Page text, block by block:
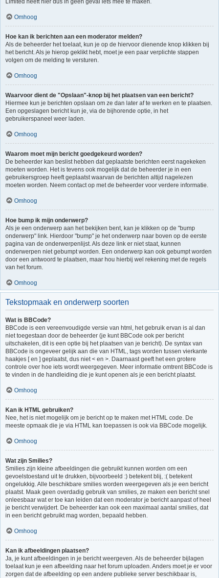
Limited heeft hier dus in geen geval iets mee te maken.
Omhoog
Hoe kan ik berichten aan een moderator melden?
Als de beheerder het toelaat, kun je op de hiervoor dienende knop klikken bij
het bericht. Als je hierop geklikt hebt, moet je een paar verplichte stappen
volgen om de melding te versturen.
Omhoog
Waarvoor dient de "Opslaan"-knop bij het plaatsen van een bericht?
Hiermee kun je berichten opslaan om ze dan later af te werken en te plaatsen.
Een opgeslagen bericht kun je, via de bijhorende optie, in het
gebruikerspaneel weer laden.
Omhoog
Waarom moet mijn bericht goedgekeurd worden?
De beheerder kan beslist hebben dat geplaatste berichten eerst nagekeken
moeten worden. Het is tevens ook mogelijk dat de beheerder je in een
gebruikersgroep heeft geplaatst waarvan de berichten altijd nagelezen
moeten worden. Neem contact op met de beheerder voor verdere informatie.
Omhoog
Hoe bump ik mijn onderwerp?
Als je een onderwerp aan het bekijken bent, kan je klikken op de "bump
onderwerp" link. Hierdoor "bump" je het onderwerp naar boven op de eerste
pagina van de onderwerpenlijst. Als deze link er niet staat, kunnen
onderwerpen niet gebumpt worden. Een onderwerp kan ook gebumpt worden
door een antwoord te plaatsen, maar hou hierbij wel rekening met de regels
van het forum.
Omhoog
Tekstopmaak en onderwerp soorten
Wat is BBCode?
BBCode is een vereenvoudigde versie van html, het gebruik ervan is al dan
niet toegestaan door de beheerder (je kunt BBCode ook per bericht
uitschakelen, dit is een optie bij het plaatsen van je bericht). De syntax van
BBCode is ongeveer gelijk aan die van HTML, tags worden tussen vierkante
haakjes [ en ] geplaatst, dus niet < en >. Daarnaast geeft het een grotere
controle over hoe iets wordt weergegeven. Meer informatie omtrent BBCode is
te vinden in de handleiding die je kunt openen als je een bericht plaatst.
Omhoog
Kan ik HTML gebruiken?
Nee, het is niet mogelijk om je bericht op te maken met HTML code. De
meeste opmaak die je via HTML kan toepassen is ook via BBCode mogelijk.
Omhoog
Wat zijn Smilies?
Smilies zijn kleine afbeeldingen die gebruikt kunnen worden om een
gevoelstoestand uit te drukken, bijvoorbeeld :) betekent blij, :( betekent
ongelukkig. Alle beschikbare smilies worden weergegeven als je een bericht
plaatst. Maak geen overdadig gebruik van smilies, ze maken een bericht snel
onleesbaar wat er toe kan leiden dat een moderator je bericht aanpast of heel
je bericht verwijdert. De beheerder kan ook een maximaal aantal smilies, dat
in een bericht gebruikt mag worden, bepaald hebben.
Omhoog
Kan ik afbeeldingen plaatsen?
Ja, je kunt afbeeldingen in je bericht weergeven. Als de beheerder bijlagen
toelaat kun je een afbeelding naar het forum uploaden. Anders moet je er voor
zorgen dat de afbeelding op een andere publieke server beschikbaar is,